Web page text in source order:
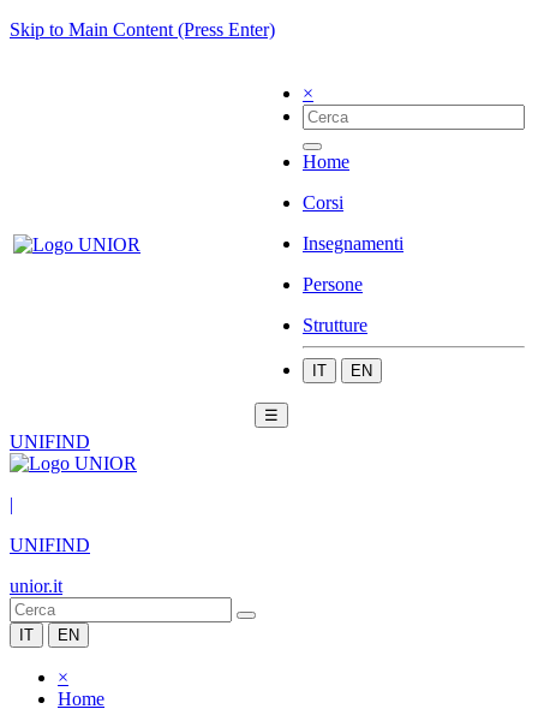
Skip to Main Content (Press Enter)
×
Home
Corsi
Insegnamenti
Persone
Strutture
IT EN
☰
UNIFIND
|
UNIFIND
unior.it
IT EN
×
Home